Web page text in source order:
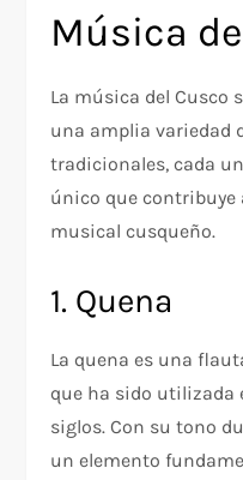
Música
La música del Cusco
una amplia variedad
tradicionales, cada
único que contribuye
musical cusqueño.
1. Quena
La quena es una
que ha sido utilizada
siglos. Con su tono
un elemento